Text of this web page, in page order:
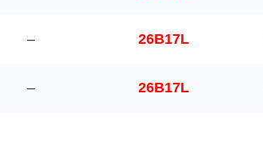
– 26B17L
– 26B17L